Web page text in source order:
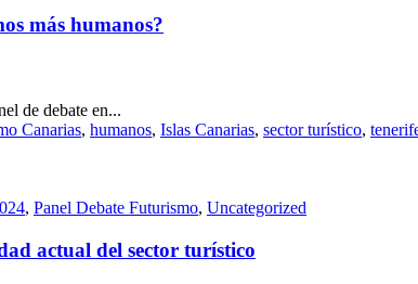
más humanos?
de debate en...
Canarias, humanos, Islas Canarias, sector turístico,
, Panel Debate Futurismo, Uncategorized
actual del sector turístico